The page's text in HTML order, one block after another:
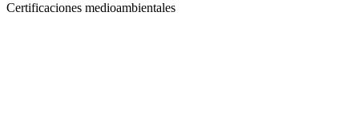
Certificaciones medioambientales